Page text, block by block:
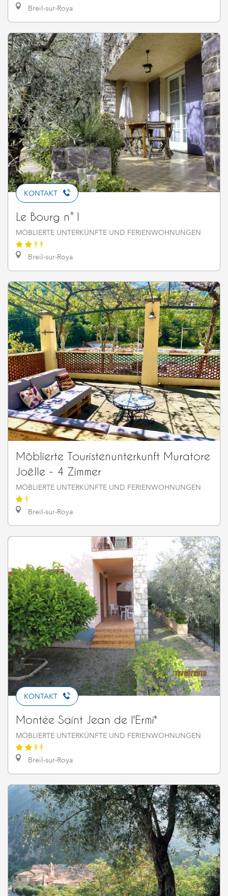
Breil-sur-Roya
KONTAKT
Le Bourg n°1
MÖBLIERTE UNTERKÜNFTE UND FERIENWOHNUNGEN
Breil-sur-Roya
Möblierte Touristenunterkunft Muratore
Joëlle - 4 Zimmer
MÖBLIERTE UNTERKÜNFTE UND FERIENWOHNUNGEN
Breil-sur-Roya
KONTAKT
Montée Saint Jean de l'Ermi"
MÖBLIERTE UNTERKÜNFTE UND FERIENWOHNUNGEN
Breil-sur-Roya